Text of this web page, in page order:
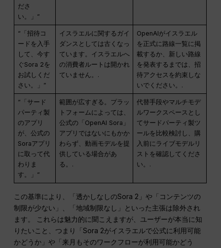
ださ
い。」”
“「招待コ
ードを入手
して、今す
ぐSora 2を
お試しくだ
さい。」”
イスラエルに関するガイ
ダンスとしては古くなっ
ています。イスラエルへ
の消費者ルートは開かれ
ていません。.
OpenAIがイスラエル
を正式に路線一覧に掲
載するか、新しい路線
を発表するまでは、招
待アクセスを約束しな
いでください。.
“「サード
パーティ製
のアプリ
が、公式の
Soraアプリ
に取って代
わりま
す。」”
範囲が広すぎる。プラッ
トフォームによっては、
公式の「OpenAI Sora」
アプリではないにもかか
わらず、動画モデルを提
供している場合があ
る。.
代替手段やマルチモデ
ルワークスペースとし
てサードパーティ製ツ
ールを比較検討し、購
入前にライブモデルリ
ストを確認してくださ
い。.
この基準により、「透かしなしのSora 2」や「コンテンツの
制限が少ない」、「地域制限なし」といった主張は除外され
ます。 これらは魅力的に聞こえますが、ユーザーが本当に知
りたいこと、つまり「Sora 2がイスラエルで公式に利用可能
かどうか」や「来月もそのワークフローが利用可能かどう